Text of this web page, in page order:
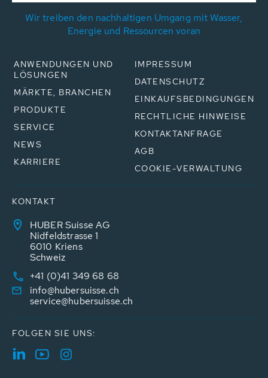
Wir treiben den nachhaltigen Umgang mit Wasser,
Energie und Ressourcen voran
ANWENDUNGEN UND
LÖSUNGEN
MÄRKTE, BRANCHEN
PRODUKTE
SERVICE
NEWS
KARRIERE
IMPRESSUM
DATENSCHUTZ
EINKAUFSBEDINGUNGEN
RECHTLICHE HINWEISE
KONTAKTANFRAGE
AGB
COOKIE-VERWALTUNG
KONTAKT
HUBER Suisse AG
Nidfeldstrasse 1
6010 Kriens
Schweiz
+41 (0)41 349 68 68
info@hubersuisse.ch
service@hubersuisse.ch
FOLGEN SIE UNS: